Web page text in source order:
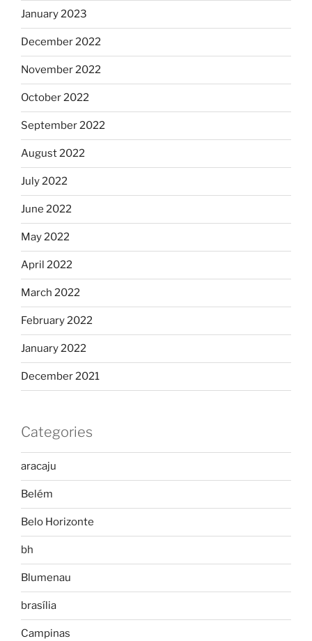
January 2023
December 2022
November 2022
October 2022
September 2022
August 2022
July 2022
June 2022
May 2022
April 2022
March 2022
February 2022
January 2022
December 2021
Categories
aracaju
Belém
Belo Horizonte
bh
Blumenau
brasília
Campinas